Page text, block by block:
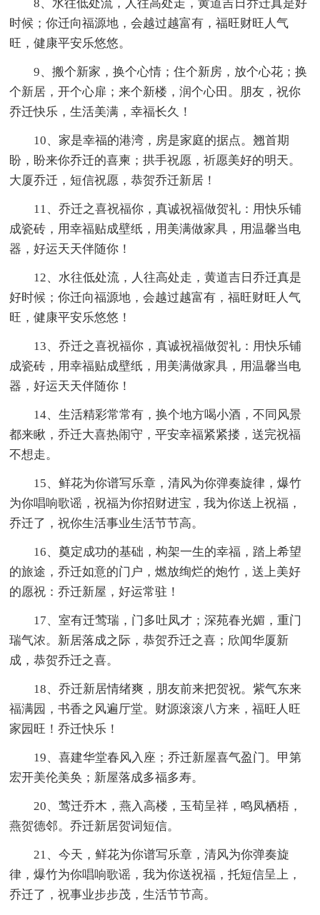
8、水往低处流，人往高处走，黄道吉日乔迁真是好
时候；你迁向福源地，会越过越富有，福旺财旺人气
旺，健康平安乐悠悠。
9、搬个新家，换个心情；住个新房，放个心花；换
个新居，开个心扉；来个新楼，润个心田。朋友，祝你
乔迁快乐，生活美满，幸福长久！
10、家是幸福的港湾，房是家庭的据点。翘首期
盼，盼来你乔迁的喜柬；拱手祝愿，祈愿美好的明天。
大厦乔迁，短信祝愿，恭贺乔迁新居！
11、乔迁之喜祝福你，真诚祝福做贺礼：用快乐铺
成瓷砖，用幸福贴成壁纸，用美满做家具，用温馨当电
器，好运天天伴随你！
12、水往低处流，人往高处走，黄道吉日乔迁真是
好时候；你迁向福源地，会越过越富有，福旺财旺人气
旺，健康平安乐悠悠！
13、乔迁之喜祝福你，真诚祝福做贺礼：用快乐铺
成瓷砖，用幸福贴成壁纸，用美满做家具，用温馨当电
器，好运天天伴随你！
14、生活精彩常常有，换个地方喝小酒，不同风景
都来瞅，乔迁大喜热闹守，平安幸福紧紧搂，送完祝福
不想走。
15、鲜花为你谱写乐章，清风为你弹奏旋律，爆竹
为你唱响歌谣，祝福为你招财进宝，我为你送上祝福，
乔迁了，祝你生活事业生活节节高。
16、奠定成功的基础，构架一生的幸福，踏上希望
的旅途，乔迁如意的门户，燃放绚烂的炮竹，送上美好
的愿祝：乔迁新屋，好运常驻！
17、室有迁莺瑞，门多吐凤才；深苑春光媚，重门
瑞气浓。新居落成之际，恭贺乔迁之喜；欣闻华厦新
成，恭贺乔迁之喜。
18、乔迁新居情绪爽，朋友前来把贺祝。紫气东来
福满园，书香之风遍厅堂。财源滚滚八方来，福旺人旺
家园旺！乔迁快乐！
19、喜建华堂春风入座；乔迁新屋喜气盈门。甲第
宏开美伦美奂；新屋落成多福多寿。
20、莺迁乔木，燕入高楼，玉荀呈祥，鸣凤栖梧，
燕贺德邻。乔迁新居贺词短信。
21、今天，鲜花为你谱写乐章，清风为你弹奏旋
律，爆竹为你唱响歌谣，我为你送祝福，托短信呈上，
乔迁了，祝事业步步茂，生活节节高。